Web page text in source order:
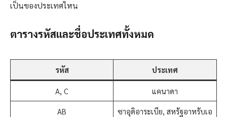
เป็นของประเทศไหน
ตารางรหัสและชื่อประเทศทั้งหมด
รหัส ประเทศ
A, C แคนาดา
AB
ซาอุดิอาระเบีย, สหรัฐอาหรับเอ